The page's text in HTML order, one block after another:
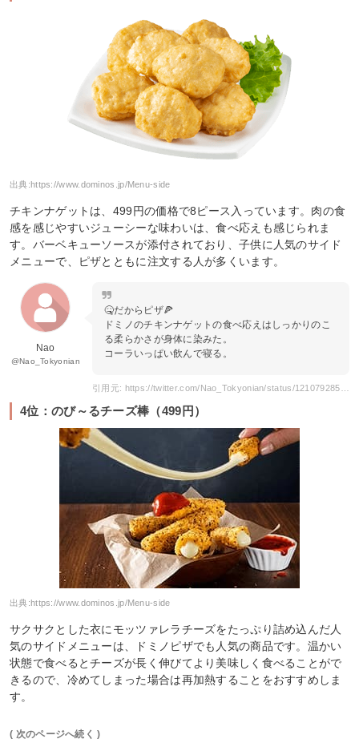
出典:https://www.dominos.jp/Menu-side
チキンナゲットは、499円の価格で8ピース入っています。肉の食
感を感じやすいジューシーな味わいは、食べ応えも感じられま
す。バーベキューソースが添付されており、子供に人気のサイド
メニューで、ピザとともに注文する人が多くいます。
Nao
@Nao_Tokyonian
🤒だからピザ🍕
ドミノのチキンナゲットの食べ応えはしっかりのこ
る柔らかさが身体に染みた。
コーラいっぱい飲んで寝る。
4位：のび～るチーズ棒（499円）
出典:https://www.dominos.jp/Menu-side
サクサクとした衣にモッツァレラチーズをたっぷり詰め込んだ人
気のサイドメニューは、ドミノピザでも人気の商品です。温かい
状態で食べるとチーズが長く伸びてより美味しく食べることがで
きるので、冷めてしまった場合は再加熱することをおすすめしま
す。
( 次のページへ続く )